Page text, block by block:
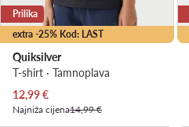
extra -25% Kod: LAST
Prilika
Quiksilver
T-shirt · Tamnoplava
Trenutna cijena
12,99€
Najniža cijena14,99 €